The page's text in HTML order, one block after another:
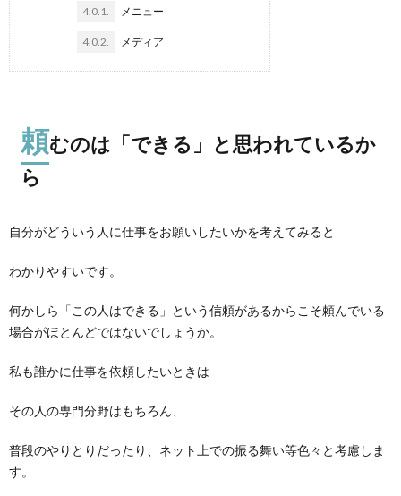
4.0.1. メニュー
4.0.2. メディア
頼むのは「できる」と思われているか
ら
自分がどういう人に仕事をお願いしたいかを考えてみると
わかりやすいです。
何かしら「この人はできる」という信頼があるからこそ頼んでいる
場合がほとんどではないでしょうか。
私も誰かに仕事を依頼したいときは
その人の専門分野はもちろん、
普段のやりとりだったり、ネット上での振る舞い等色々と考慮しま
す。